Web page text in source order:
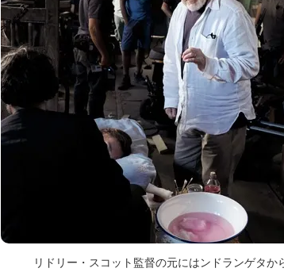
リドリー・スコット監督の元にはンドランゲタか